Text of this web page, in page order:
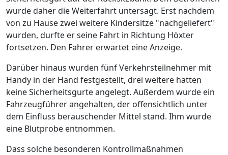
wurde daher die Weiterfahrt untersagt. Erst nachdem
von zu Hause zwei weitere Kindersitze "nachgeliefert"
wurden, durfte er seine Fahrt in Richtung Höxter
fortsetzen. Den Fahrer erwartet eine Anzeige.
Darüber hinaus wurden fünf Verkehrsteilnehmer mit
Handy in der Hand festgestellt, drei weitere hatten
keine Sicherheitsgurte angelegt. Außerdem wurde ein
Fahrzeugführer angehalten, der offensichtlich unter
dem Einfluss berauschender Mittel stand. Ihm wurde
eine Blutprobe entnommen.
Dass solche besonderen Kontrollmaßnahmen